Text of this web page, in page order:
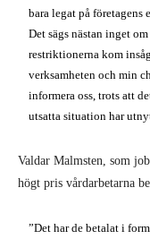
bara legat på företagens
Det sägs nästan inget
restriktionerna kom
verksamheten och min
informera oss, trots att
utsatta situation har
Valdar Malmsten, som
högt pris vårdarbetarna
”Det har de betalat i